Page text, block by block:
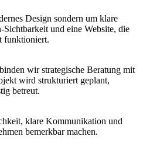
Design sondern um klare
und eine Website, die
funktioniert.
wir strategische Beratung mit
wird strukturiert geplant,
betreut.
klare Kommunikation und
bemerkbar machen.